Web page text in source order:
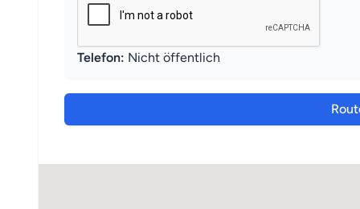
Telefon: Nicht öffentlich